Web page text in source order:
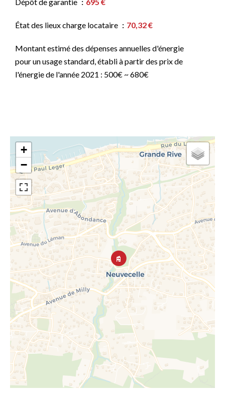
État des lieux charge locataire 70,32 €
Montant estimé des dépenses annuelles d'énergie
pour un usage standard, établi à partir des prix de
l'énergie de l'année 2021 : 500€ ~ 680€
+
−